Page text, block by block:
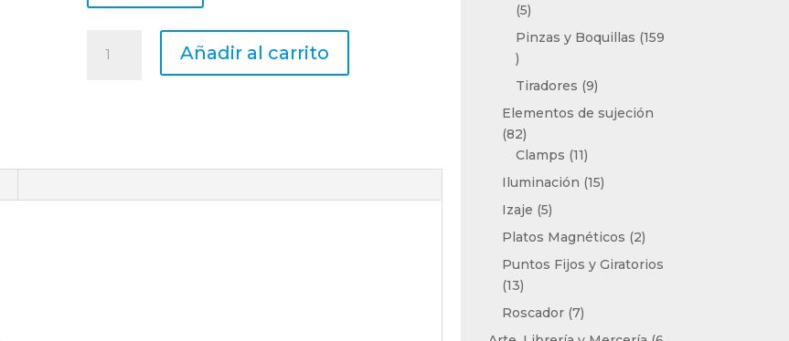
Rotativa
Sb-
Añadir al carrito
55
productos
Pinzas y Boquillas 159
159
productos
Tiradores 99
productos
Elementos de sujeción
8282
productos
Clamps 1111
productos
Iluminación 1515
Izaje 55
productos
Platos Magnéticos 22
productos
Puntos Fijos y Giratorios
1313
productos
Roscador 77
productos